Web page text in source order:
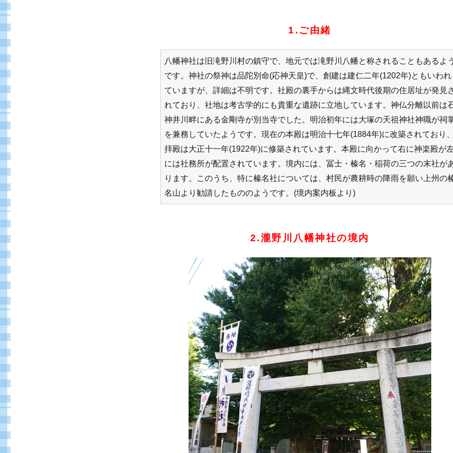
1.ご由緒
八幡神社は旧滝野川村の鎮守で、地元では滝野川八幡と称されることもあるよう
です。神社の祭神は品陀別命(応神天皇)で、創建は建仁二年(1202年)ともいわれ
ていますが、詳細は不明です。社殿の裏手からは縄文時代後期の住居址が発見
れており、社地は考古学的にも貴重な遺跡に立地しています。神仏分離以前は
神井川畔にある金剛寺が別当寺でした。明治初年には大塚の天祖神社神職が祠
を兼務していたようです。現在の本殿は明治十七年(1884年)に改築されており、
拝殿は大正十一年(1922年)に修築されています。本殿に向かって右に神楽殿が
には社務所が配置されています。境内には、冨士・榛名・稲荷の三つの末社が
ります。このうち、特に榛名社については、村民が農耕時の降雨を願い上州の
名山より勧請したもののようです。(境内案内板より)
2.瀧野川八幡神社の境内